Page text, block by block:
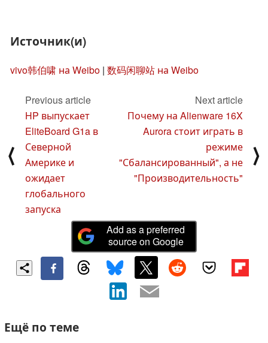
Источник(и)
vivo韩伯啸 на Weibo | 数码闲聊站 на Weibo
⟨
Previous article
HP выпускает
EliteBoard G1a в
Северной
Америке и
ожидает
глобального
запуска
Next article
Почему на Alienware 16X
Aurora стоит играть в
режиме
"Сбалансированный", а не
"Производительность"
⟩
Add as a preferred
source on Google
Ещё по теме